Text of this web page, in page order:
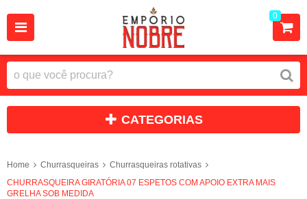
0
CATEGORIAS
Home Churrasqueiras
Churrasqueiras rotativas
CHURRASQUEIRA GIRATÓRIA 07 ESPETOS COM APOIO EXTRA MAIS
GRELHA SOB MEDIDA